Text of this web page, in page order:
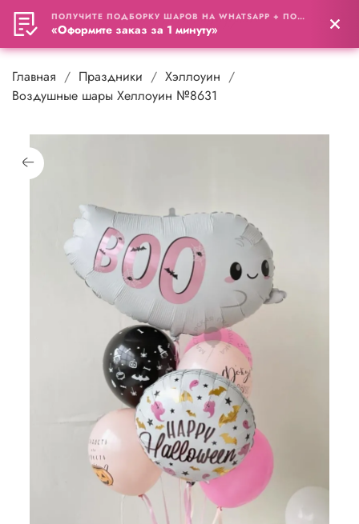
0
Главная Праздники
Хэллоуин
Воздушные шары Хеллоуин №8631
ПОЛУЧИТЕ ПОДБОРКУ ШАРОВ НА WHATSAPP + ПОДАРОК
«Оформите заказ за 1 минуту»